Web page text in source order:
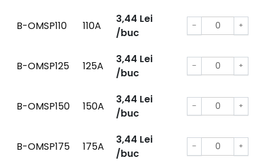
B-OMSP110 110A
3,44 Lei
/buc
− +
B-OMSP125 125A
3,44 Lei
/buc
− +
B-OMSP150 150A
3,44 Lei
/buc
− +
B-OMSP175 175A
3,44 Lei
/buc
− +